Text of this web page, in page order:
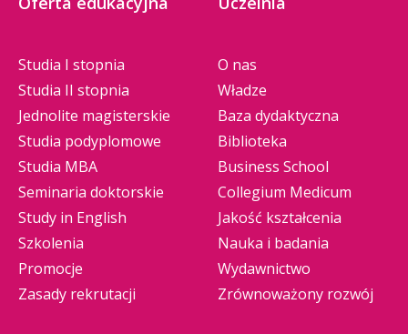
Studia I stopnia
Studia II stopnia
Jednolite magisterskie
Studia podyplomowe
Studia MBA
Seminaria doktorskie
Study in English
Szkolenia
Promocje
Zasady rekrutacji
O nas
Władze
Baza dydaktyczna
Biblioteka
Business School
Collegium Medicum
Jakość kształcenia
Nauka i badania
Wydawnictwo
Zrównoważony rozwój